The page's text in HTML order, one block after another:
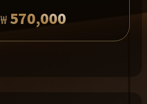
₩570,000